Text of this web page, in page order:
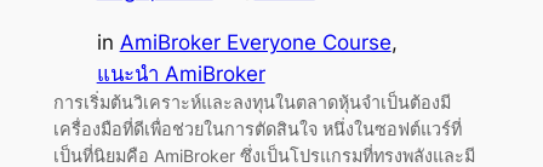
in AmiBroker Everyone Course
แนะนำ AmiBroker
การเริ่มต้นวิเคราะห์และลงทุนในตลาดหุ้นจำเป็นต้องมี
เครื่องมือที่ดีเพื่อช่วยในการตัดสินใจ หนึ่งในซอฟต์แวร์ที่
เป็นที่นิยมคือ AmiBroker ซึ่งเป็นโปรแกรมที่ทรงพลังและมี